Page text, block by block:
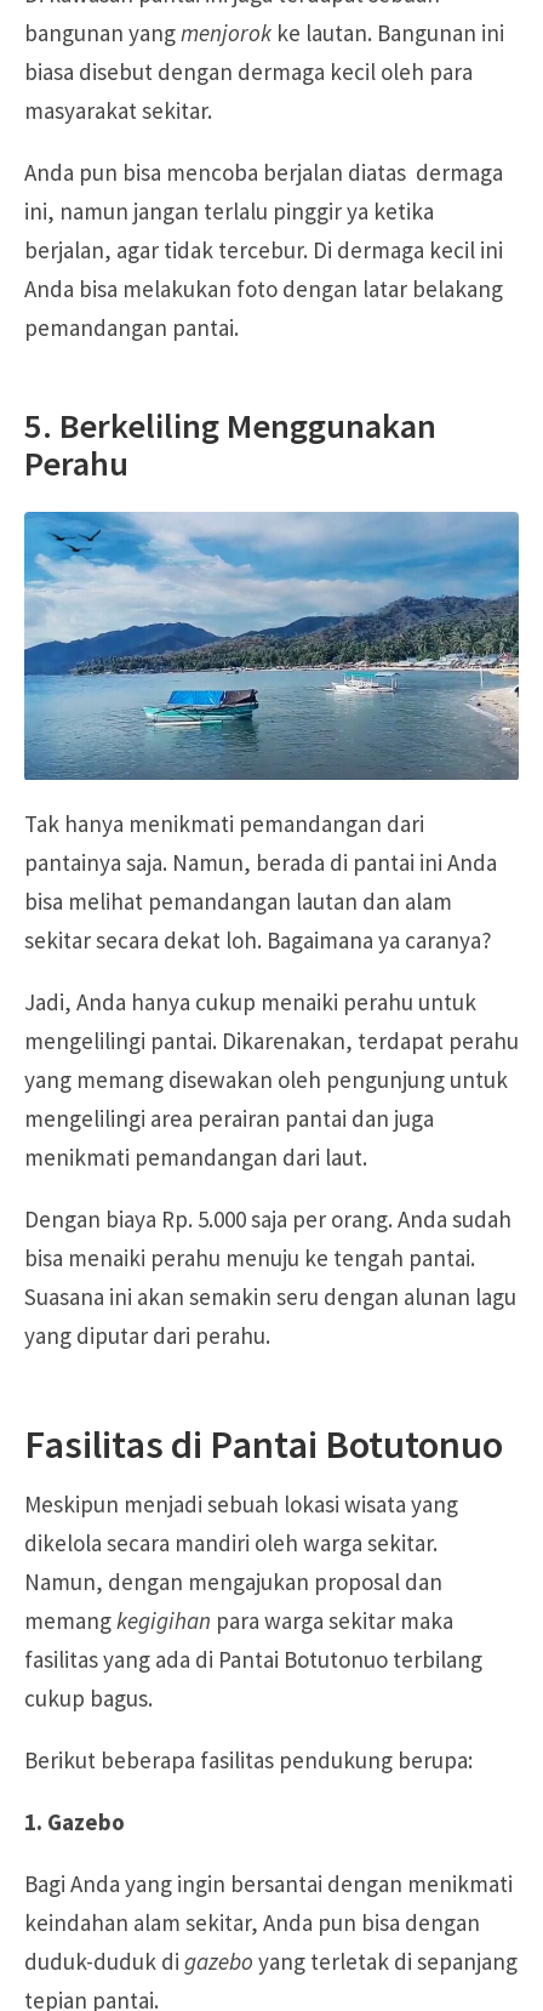
bangunan yangmenjorok ke lautan. Bangunan ini
biasa disebut dengan dermaga kecil oleh para
masyarakat sekitar.
Anda pun bisa mencoba berjalan diatas dermaga
ini, namun jangan terlalu pinggir ya ketika
berjalan, agar tidak tercebur. Di dermaga kecil ini
Anda bisa melakukan foto dengan latar belakang
pemandangan pantai.
5. Berkeliling Menggunakan
Perahu
Tak hanya menikmati pemandangan dari
pantainya saja. Namun, berada di pantai ini Anda
bisa melihat pemandangan lautan dan alam
sekitar secara dekat loh. Bagaimana ya caranya?
Jadi, Anda hanya cukup menaiki perahu untuk
mengelilingi pantai. Dikarenakan, terdapat perahu
yang memang disewakan oleh pengunjung untuk
mengelilingi area perairan pantai dan juga
menikmati pemandangan dari laut.
Dengan biaya Rp. 5.000 saja per orang. Anda sudah
bisa menaiki perahu menuju ke tengah pantai.
Suasana ini akan semakin seru dengan alunan lagu
yang diputar dari perahu.
Fasilitas di Pantai Botutonuo
Meskipun menjadi sebuah lokasi wisata yang
dikelola secara mandiri oleh warga sekitar.
Namun, dengan mengajukan proposal dan
memangkegigihan para warga sekitar maka
fasilitas yang ada di Pantai Botutonuo terbilang
cukup bagus.
Berikut beberapa fasilitas pendukung berupa:
1. Gazebo
Bagi Anda yang ingin bersantai dengan menikmati
keindahan alam sekitar, Anda pun bisa dengan
duduk-duduk di gazebo yang terletak di sepanjang
tepian pantai.